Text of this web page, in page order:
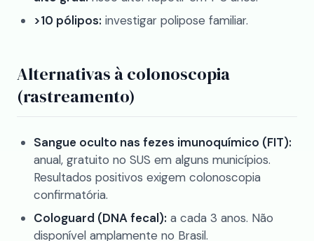
>10 pólipos: investigar polipose familiar.
Alternativas à colonoscopia
(rastreamento)
Sangue oculto nas fezes imunoquímico (FIT):
anual, gratuito no SUS em alguns municípios.
Resultados positivos exigem colonoscopia
confirmatória.
Cologuard (DNA fecal): a cada 3 anos. Não
disponível amplamente no Brasil.